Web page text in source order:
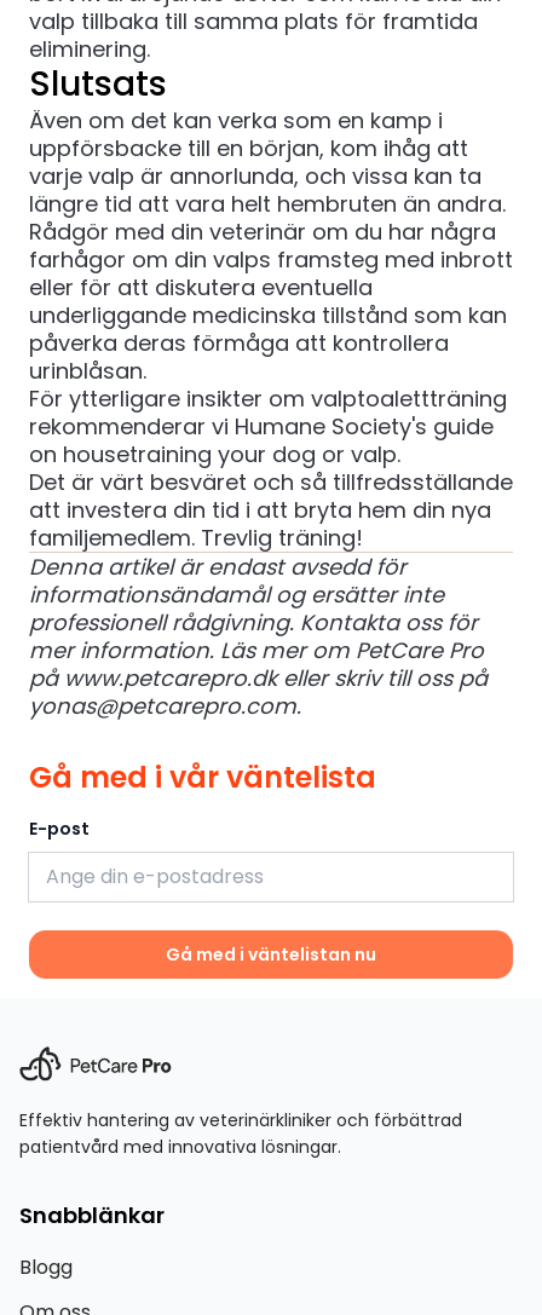
valp tillbaka till samma plats för framtida
eliminering.
Slutsats
Även om det kan verka som en kamp i
uppförsbacke till en början, kom ihåg att
varje valp är annorlunda, och vissa kan ta
längre tid att vara helt hembruten än andra.
Rådgör med din veterinär om du har några
farhågor om din valps framsteg med inbrott
eller för att diskutera eventuella
underliggande medicinska tillstånd som kan
påverka deras förmåga att kontrollera
urinblåsan.
För ytterligare insikter om valptoalettträning
rekommenderar vi Humane Society's guide
on housetraining your dog or valp.
Det är värt besväret och så tillfredsställande
att investera din tid i att bryta hem din nya
familjemedlem. Trevlig träning!
Denna artikel är endast avsedd för
informationsändamål og ersätter inte
professionell rådgivning. Kontakta oss för
mer information. Läs mer om PetCare Pro
på www.petcarepro.dkeller skriv till oss på
yonas@petcarepro.com.
Gå med i vår väntelista
E-post
Gå med i väntelistan nu
Effektiv hantering av veterinärkliniker och förbättrad
patientvård med innovativa lösningar.
Snabblänkar
Blogg